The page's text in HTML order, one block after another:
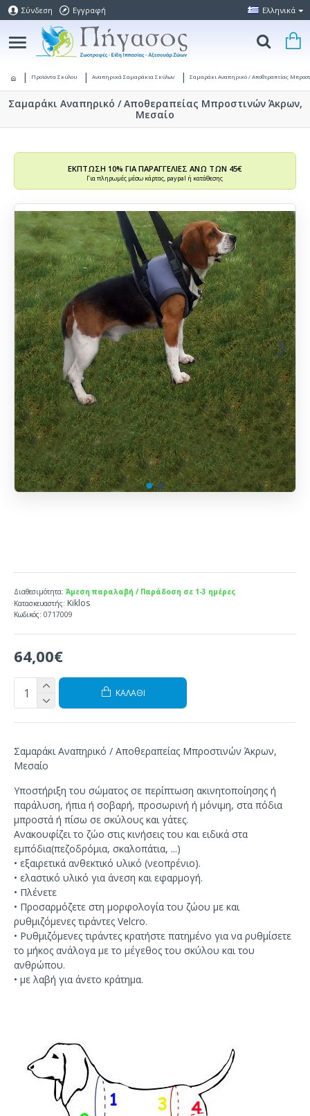
Σύνδεση Εγγραφή Ελληνικά
Προϊόντα Σκύλου Αναπηρικά Σαμαράκια Σκύλων Σαμαράκι Αναπηρικό / Αποθεραπείας
Σαμαράκι Αναπηρικό / Αποθεραπείας Μπροστινών Άκρων,
Μεσαίο
ΕΚΠΤΩΣΗ 10% ΓΙΑ ΠΑΡΑΓΓΕΛΙΕΣ ΑΝΩ ΤΩΝ 45€
Για πληρωμές μέσω κάρτας, paypal ή κατάθεσης
64,00€
Διαθεσιμότητα: Άμεση παραλαβή / Παράδοση σε 1-3 ημέρες
Κατασκευαστής: Kiklos
Κωδικός: 0717009
ΚΑΛΆΘΙ
Σαμαράκι Αναπηρικό / Αποθεραπείας Μπροστινών Άκρων,
Μεσαίο
Υποστήριξη του σώματος σε περίπτωση ακινητοποίησης ή
παράλυση, ήπια ή σοβαρή, προσωρινή ή μόνιμη, στα πόδια
μπροστά ή πίσω σε σκύλους και γάτες.
Ανακουφίζει το ζώο στις κινήσεις του και ειδικά στα
εμπόδια(πεζοδρόμια, σκαλοπάτια, ...)
• εξαιρετικά ανθεκτικό υλικό (νεοπρένιο).
• ελαστικό υλικό για άνεση και εφαρμογή.
• Πλένετε
• Προσαρμόζετε στη μορφολογία του ζώου με και
ρυθμιζόμενες τιράντες Velcro.
• Ρυθμιζόμενες τιράντες κρατήστε πατημένο για να ρυθμίσετε
το μήκος ανάλογα με το μέγεθος του σκύλου και του
ανθρώπου.
• με λαβή για άνετο κράτημα.